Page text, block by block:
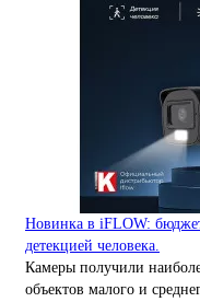
Новинка в iFLOW:
детекцией человека.
Камеры получили
объектов малого и